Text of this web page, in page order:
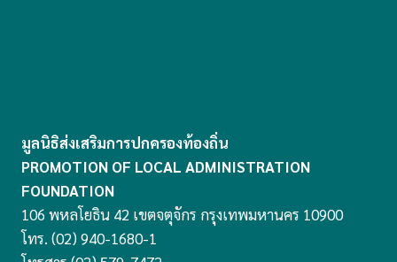
มูลนิธิส่งเสริมการปกครองท้องถิ่น
PROMOTION OF LOCAL ADMINISTRATION
FOUNDATION
106 พหลโยธิน 42 เขตจตุจักร กรุงเทพมหานคร 10900
โทร. (02) 940-1680-1